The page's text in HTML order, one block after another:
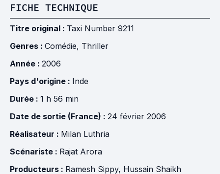
FICHE TECHNIQUE
Titre original : Taxi Number 9211
Genres : Comédie, Thriller
Année : 2006
Pays d'origine : Inde
Durée : 1 h 56 min
Date de sortie (France) : 24 février 2006
Réalisateur : Milan Luthria
Scénariste : Rajat Arora
Producteurs : Ramesh Sippy, Hussain Shaikh